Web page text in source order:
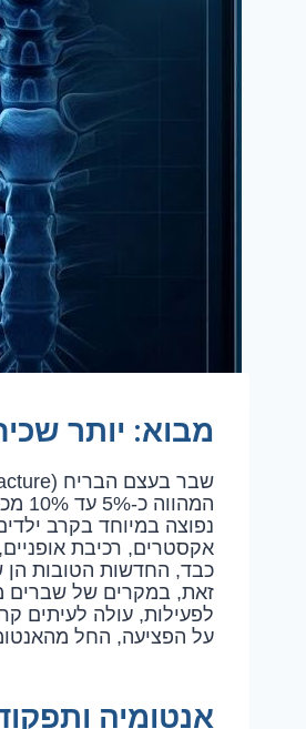
מבוא: יותר
נפוצה במיוחד בקרב
אקסטרים, רכיבת
כבד, החדשות הטובות הן
זאת, במקרים של שברים
לפעילות, עולה לעיתים
על הפציעה, החל
אנטומיה